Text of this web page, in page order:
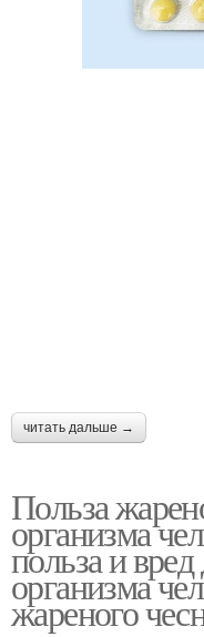
читать дальше →
Польза
организма
польза и
организма
жареного